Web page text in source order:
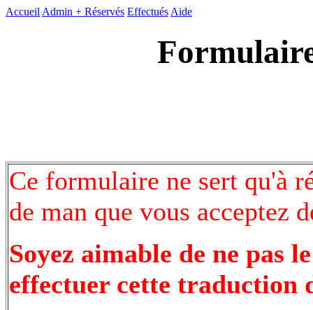
Accueil Admin + Réservés Effectués Aide
Ce formulaire ne sert qu'à
de man que vous acceptez
Soyez aimable de ne pas
effectuer cette traduction